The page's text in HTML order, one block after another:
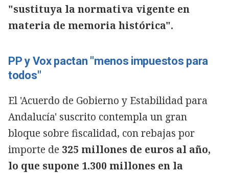
"sustituya la normativa vigente en
materia de memoria histórica".
PP y Vox pactan "menos impuestos para
todos"
El 'Acuerdo de Gobierno y Estabilidad para
Andalucía' suscrito contempla un gran
bloque sobre fiscalidad, con rebajas por
importe de 325 millones de euros al año,
lo que supone 1.300 millones en la